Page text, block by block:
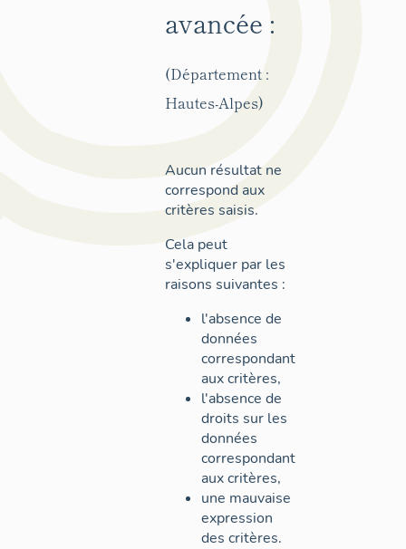
avancée :
(Département :
Hautes-Alpes)
Aucun résultat ne
correspond aux
critères saisis.
Cela peut
s'expliquer par les
raisons suivantes :
l'absence de
données
correspondant
aux critères,
l'absence de
droits sur les
données
correspondant
aux critères,
une mauvaise
expression
des critères.